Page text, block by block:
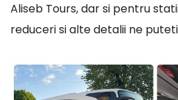
Aliseb Tours, dar si pentru
reduceri si alte detalii ne